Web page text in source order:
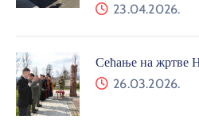
23.04.2026.
Сећање на жртве
26.03.2026.